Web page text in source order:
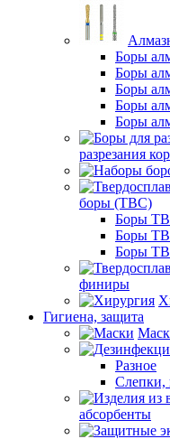
Боры
Боры
Боры
Боры
Боры
разрезания
боры (ТВС)
Боры
Боры
Боры
финиры
Гигиена, защита
Разное
Слепки,
абсорбенты